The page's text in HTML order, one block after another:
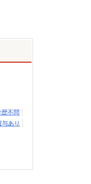
歴不問
あり